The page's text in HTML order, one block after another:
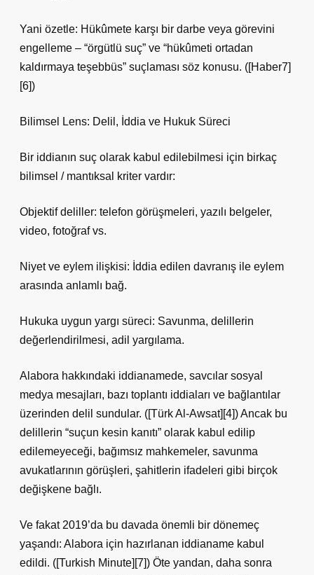
Yani özetle: Hükûmete karşı bir darbe veya görevini
engelleme – “örgütlü suç” ve “hükûmeti ortadan
kaldırmaya teşebbüs” suçlaması söz konusu. ([Haber7]
[6])
Bilimsel Lens: Delil, İddia ve Hukuk Süreci
Bir iddianın suç olarak kabul edilebilmesi için birkaç
bilimsel / mantıksal kriter vardır:
Objektif deliller: telefon görüşmeleri, yazılı belgeler,
video, fotoğraf vs.
Niyet ve eylem ilişkisi: İddia edilen davranış ile eylem
arasında anlamlı bağ.
Hukuka uygun yargı süreci: Savunma, delillerin
değerlendirilmesi, adil yargılama.
Alabora hakkındaki iddianamede, savcılar sosyal
medya mesajları, bazı toplantı iddiaları ve bağlantılar
üzerinden delil sundular. ([Türk Al-Awsat][4]) Ancak bu
delillerin “suçun kesin kanıtı” olarak kabul edilip
edilemeyeceği, bağımsız mahkemeler, savunma
avukatlarının görüşleri, şahitlerin ifadeleri gibi birçok
değişkene bağlı.
Ve fakat 2019’da bu davada önemli bir dönemeç
yaşandı: Alabora için hazırlanan iddianame kabul
edildi. ([Turkish Minute][7]) Öte yandan, daha sonra